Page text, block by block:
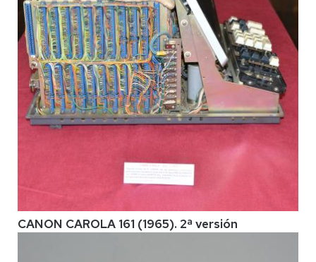
CANON CAROLA 161 (1965). 2ª versión